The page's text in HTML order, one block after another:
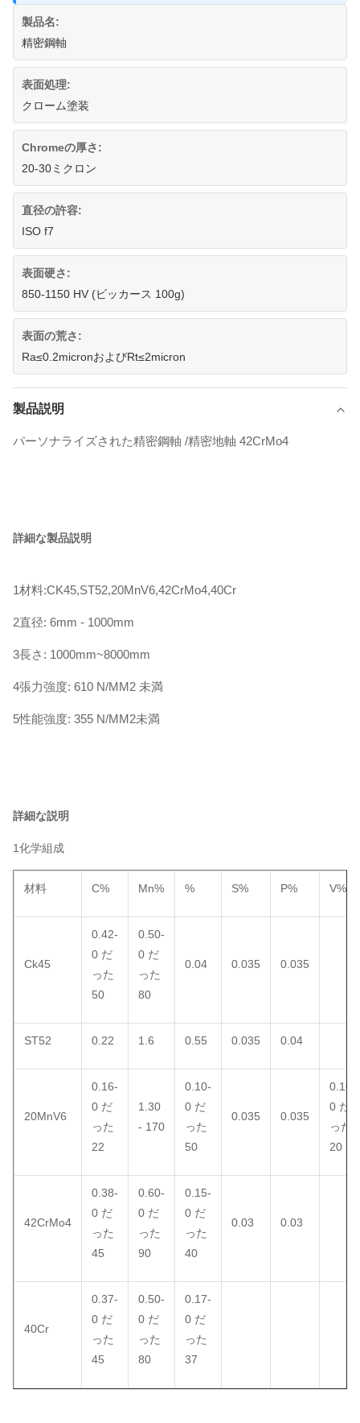
製品名:
精密鋼軸
表面処理:
クローム塗装
Chromeの厚さ:
20-30ミクロン
直径の許容:
ISO f7
表面硬さ:
850-1150 HV (ビッカース 100g)
表面の荒さ:
Ra≤0.2micronおよびRt≤2micron
製品説明
パーソナライズされた精密鋼軸 /精密地軸 42CrMo4
詳細な製品説明
1材料:CK45,ST52,20MnV6,42CrMo4,40Cr
2直径: 6mm - 1000mm
3長さ: 1000mm~8000mm
4張力強度: 610 N/MM2 未満
5性能強度: 355 N/MM2未満
詳細な説明
1化学組成
材料 C% Mn% % S% P% V%
Ck45
0.42-
0 だ
った
50
0.50-
0 だ
った
80
0.04 0.035 0.035
ST52 0.22 1.6 0.55 0.035 0.04
20MnV6
0.16-
0 だ
った
22
1.30
- 170
0.10-
0 だ
った
50
0.035 0.035
0.10-
0 だ
った
20
42CrMo4
0.38-
0 だ
った
45
0.60-
0 だ
った
90
0.15-
0 だ
った
40
0.03 0.03
40Cr
0.37-
0 だ
った
45
0.50-
0 だ
った
80
0.17-
0 だ
った
37